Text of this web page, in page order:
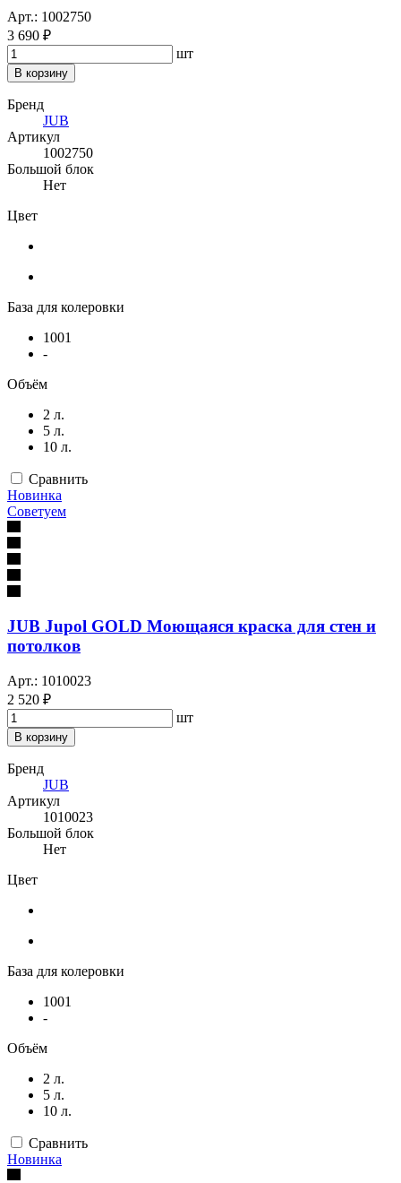
Арт.: 1002750
3 690 ₽
шт
В корзину
Бренд
JUB
Артикул
1002750
Большой блок
Нет
Цвет
База для колеровки
1001
-
Объём
2 л.
5 л.
10 л.
Сравнить
Новинка
Советуем
JUB Jupol GOLD Моющаяся краска для стен и
потолков
Арт.: 1010023
2 520 ₽
шт
В корзину
Бренд
JUB
Артикул
1010023
Большой блок
Нет
Цвет
База для колеровки
1001
-
Объём
2 л.
5 л.
10 л.
Сравнить
Новинка